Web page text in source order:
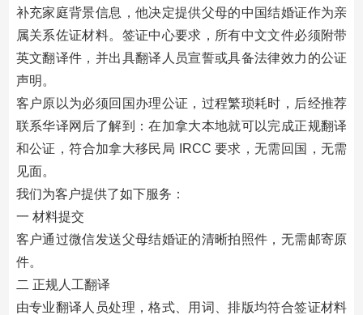
补充家庭背景信息，他决定提供父母的中国结婚证作为亲
属关系佐证材料。签证中心要求，所有中文文件必须附带
英文翻译件，并出具翻译人员宣誓或具备法律效力的公证
声明。
客户原以为必须回国办理公证，过程繁琐耗时，后经推荐
联系华译网后了解到：在加拿大本地就可以完成正规翻译
和公证，符合加拿大移民局 IRCC 要求，无需回国，无需
见面。
我们为客户提供了如下服务：
一 材料提交
客户通过微信发送父母结婚证的清晰拍照件，无需邮寄原
件。
二 正规人工翻译
由专业翻译人员处理，格式、用词、排版均符合签证材料